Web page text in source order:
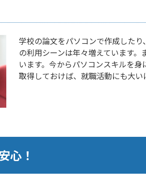
学校の論文をパソコンで作成した
の利用シーンは年々増えています
います。今からパソコンスキルを
取得しておけば、就職活動にも大い
心！